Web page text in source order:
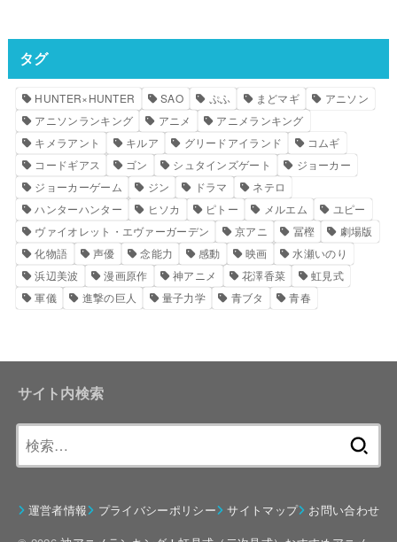
タグ
HUNTER×HUNTER SAO ぷふ まどマギ
アニソン
アニソンランキング
アニメ
アニメランキング
キメラアント
キルア グリードアイランド
コムギ
コードギアス
ゴン シュタインズゲート
ジョーカー
ジョーカーゲーム
ジン ドラマ
ネテロ
ハンターハンター
ヒソカ ピトー メルエム
ユピー
ヴァイオレット・エヴァーガーデン
京アニ 冨樫
劇場版
化物語
声優 念能力 感動 映画
水瀬いのり
浜辺美波
漫画原作 神アニメ 花澤香菜
虹見式
軍儀
進撃の巨人 量子力学 青ブタ 青春
サイト内検索
運営者情報 プライバシーポリシー サイトマップ
お問い合わせ